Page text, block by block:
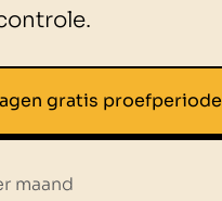
gratis proefperiode
maand